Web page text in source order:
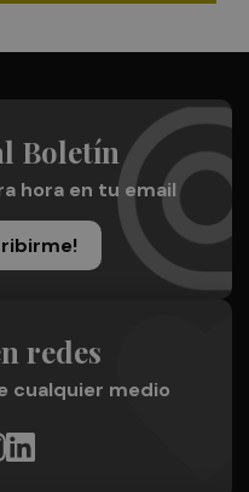
Boletín
hora en tu email
redes
cualquier medio